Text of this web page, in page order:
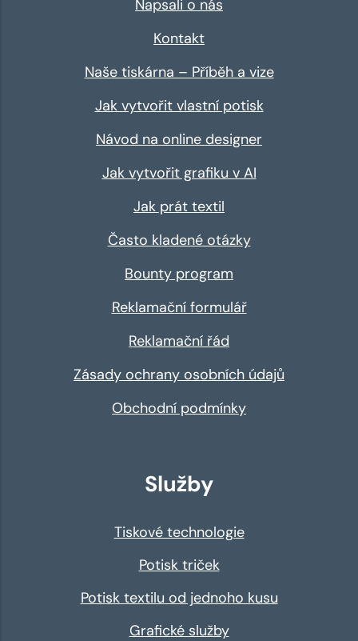
Napsali o nás
Kontakt
Naše tiskárna – Příběh a vize
Jak vytvořit vlastní potisk
Návod na online designer
Jak vytvořit grafiku v AI
Jak prát textil
Často kladené otázky
Bounty program
Reklamační formulář
Reklamační řád
Zásady ochrany osobních údajů
Obchodní podmínky
Služby
Tiskové technologie
Potisk triček
Potisk textilu od jednoho kusu
Grafické služby